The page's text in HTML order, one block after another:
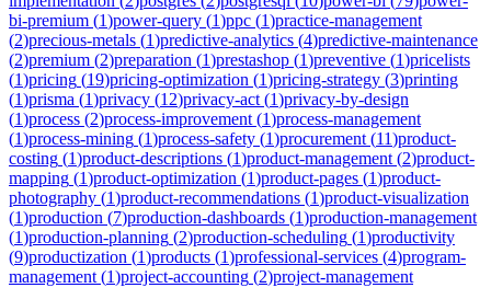
bi-premium (1)power-query (1)ppc (1)practice-management
(2)precious-metals (1)predictive-analytics (4)predictive-maintenance
(2)premium (2)preparation (1)prestashop (1)preventive (1)pricelists
(1)pricing (19)pricing-optimization (1)pricing-strategy (3)printing
(1)prisma (1)privacy (12)privacy-act (1)privacy-by-design
(1)process (2)process-improvement (1)process-management
(1)process-mining (1)process-safety (1)procurement (11)product-
costing (1)product-descriptions (1)product-management (2)product-
mapping (1)product-optimization (1)product-pages (1)product-
photography (1)product-recommendations (1)product-visualization
(1)production (7)production-dashboards (1)production-management
(1)production-planning (2)production-scheduling (1)productivity
(9)productization (1)products (1)professional-services (4)program-
management (1)project-accounting (2)project-management